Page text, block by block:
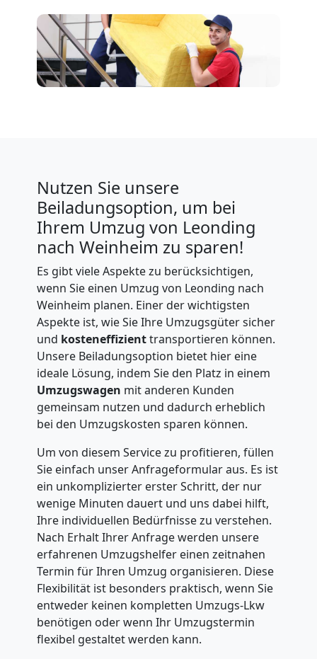
Nutzen Sie unsere
Beiladungsoption, um bei
Ihrem Umzug von Leonding
nach Weinheim zu sparen!
Es gibt viele Aspekte zu berücksichtigen,
wenn Sie einen Umzug von Leonding nach
Weinheim planen. Einer der wichtigsten
Aspekte ist, wie Sie Ihre Umzugsgüter sicher
und kosteneffizienttransportieren können.
Unsere Beiladungsoption bietet hier eine
ideale Lösung, indem Sie den Platz in einem
Umzugswagen mit anderen Kunden
gemeinsam nutzen und dadurch erheblich
bei den Umzugskosten sparen können.
Um von diesem Service zu profitieren, füllen
Sie einfach unser Anfrageformular aus. Es ist
ein unkomplizierter erster Schritt, der nur
wenige Minuten dauert und uns dabei hilft,
Ihre individuellen Bedürfnisse zu verstehen.
Nach Erhalt Ihrer Anfrage werden unsere
erfahrenen Umzugshelfer einen zeitnahen
Termin für Ihren Umzug organisieren. Diese
Flexibilität ist besonders praktisch, wenn Sie
entweder keinen kompletten Umzugs-Lkw
benötigen oder wenn Ihr Umzugstermin
flexibel gestaltet werden kann.